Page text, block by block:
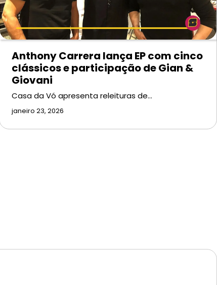
Anthony Carrera lança EP com cinco
clássicos e participação de Gian &
Giovani
Casa da Vó apresenta releituras de…
janeiro 23, 2026